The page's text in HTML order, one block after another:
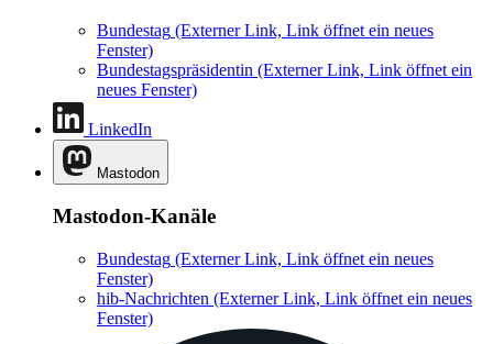
Bundestag (Externer Link, Link öffnet ein neues
Fenster)
Bundestagspräsidentin (Externer Link, Link öffnet ein
neues Fenster)
LinkedIn
Mastodon
Mastodon-Kanäle
Bundestag (Externer Link, Link öffnet ein neues
Fenster)
hib-Nachrichten (Externer Link, Link öffnet ein neues
Fenster)